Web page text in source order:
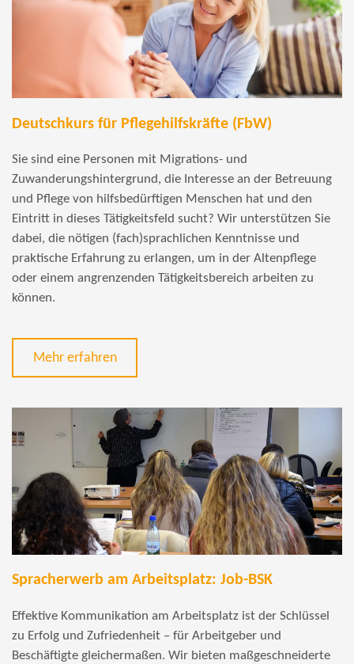
Deutschkurs für Pflegehilfskräfte (FbW)
Sie sind eine Personen mit Migrations- und
Zuwanderungshintergrund, die Interesse an der Betreuung
und Pflege von hilfsbedürftigen Menschen hat und den
Eintritt in dieses Tätigkeitsfeld sucht? Wir unterstützen Sie
dabei, die nötigen (fach)sprachlichen Kenntnisse und
praktische Erfahrung zu erlangen, um in der Altenpflege
oder einem angrenzenden Tätigkeitsbereich arbeiten zu
können.
Mehr erfahren
Spracherwerb am Arbeitsplatz: Job-BSK
Effektive Kommunikation am Arbeitsplatz ist der Schlüssel
zu Erfolg und Zufriedenheit – für Arbeitgeber und
Beschäftigte gleichermaßen. Wir bieten maßgeschneiderte